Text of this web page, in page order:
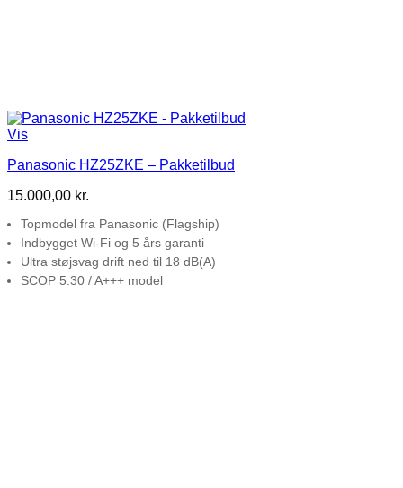
Vis
Panasonic HZ25ZKE – Pakketilbud
15.000,00 kr.
Topmodel fra Panasonic (Flagship)
Indbygget Wi-Fi og 5 års garanti
Ultra støjsvag drift ned til 18 dB(A)
SCOP 5.30 / A+++ model